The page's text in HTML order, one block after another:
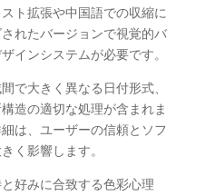
ト拡張や中国語での収縮に
れたバージョンで視覚的バ
インシステムが必要です。
で大きく異なる日付形式、
造の適切な処理が含まれま
は、ユーザーの信頼とソフ
く影響します。
好みに合致する色彩心理